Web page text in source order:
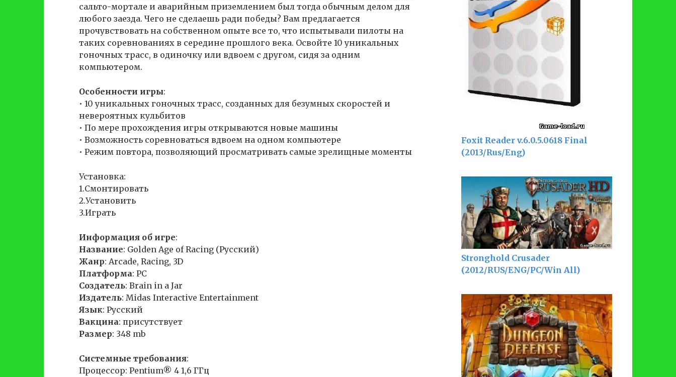
сальто-мортале и аварийным приземлением был тогда обычным делом для
любого заезда. Чего не сделаешь ради победы? Вам предлагается
прочувствовать на собственном опыте все то, что испытывали пилоты на
таких соревнованиях в середине прошлого века. Освойте 10 уникальных
гоночных трасс, в одиночку или вдвоем с другом, сидя за одним
компьютером.
Особенности игры:
• 10 уникальных гоночных трасс, созданных для безумных скоростей и
невероятных кульбитов
• По мере прохождения игры открываются новые машины
• Возможность соревноваться вдвоем на одном компьютере
• Режим повтора, позволяющий просматривать самые зрелищные моменты
Установка:
1.Смонтировать
2.Установить
3.Играть
Информация об игре:
Название: Golden Age of Racing (Русский)
Жанр: Arcade, Racing, 3D
Платформа: PC
Создатель: Brain in a Jar
Издатель: Midas Interactive Entertainment
Язык: Русский
Вакцина: присутствует
Размер: 348 mb
Cистемные требования:
Процессор: Pentium® 4 1,6 ГГц
Foxit Reader v.6.0.5.0618 Final
(2013/Rus/Eng)
Stronghold Crusader
(2012/RUS/ENG/PC/Win All)